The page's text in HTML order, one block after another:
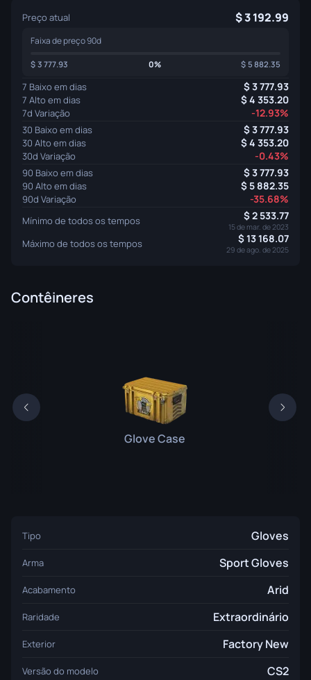
Preço atual 3 192.99
Faixa de preço 90d
3 777.93 0% 5 882.35
7 Baixo em dias 3 777.93
7 Alto em dias 4 353.20
7d Variação -12.93%
30 Baixo em dias 3 777.93
30 Alto em dias 4 353.20
30d Variação -0.43%
90 Baixo em dias 3 777.93
90 Alto em dias 5 882.35
90d Variação -35.68%
Mínimo de todos os tempos 2 533.77
15 de mar. de 2023
Máximo de todos os tempos 13 168.07
29 de ago. de 2025
Contêineres
Glove Case
Tipo Gloves
Arma Sport Gloves
Acabamento Arid
Raridade Extraordinário
Exterior Factory New
Versão do modelo CS2